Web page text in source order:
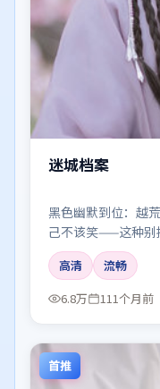
迷城档案
黑色幽默到位：越
己不该笑——这种别
高清
流畅
6.8万
111个月前
首推